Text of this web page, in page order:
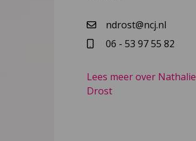
ndrost@ncj.nl
06 - 53 97 55 82
Lees meer over Nathalie
Drost